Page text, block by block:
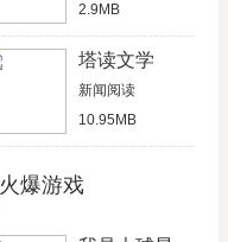
2.9MB
塔读文学
新闻阅读
10.95MB
火爆游戏